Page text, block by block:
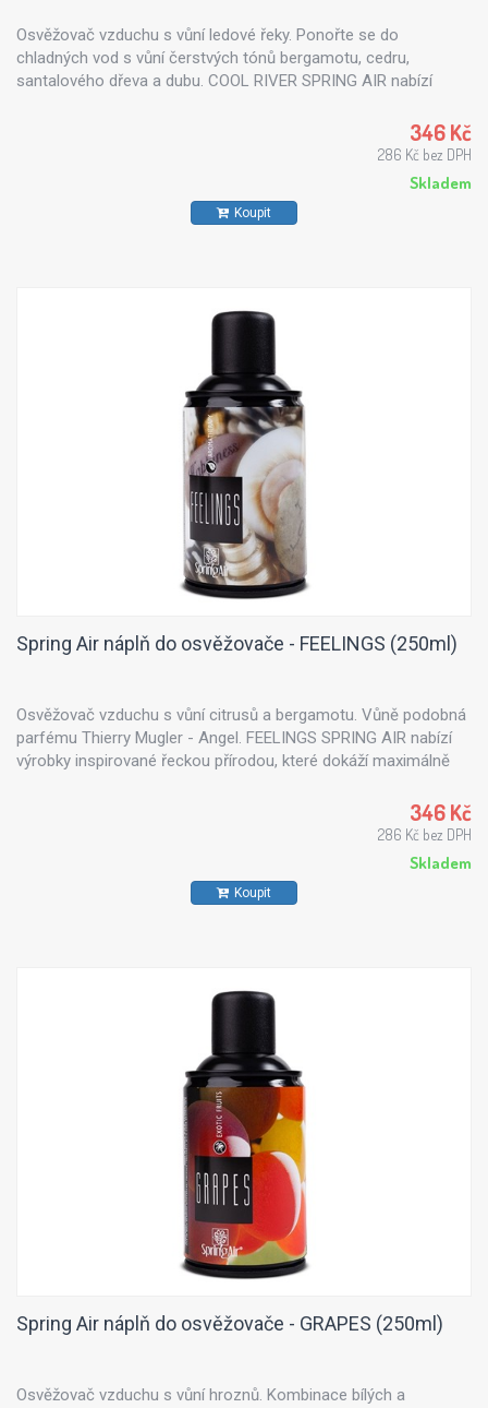
Osvěžovač vzduchu s vůní ledové řeky. Ponořte se do
chladných vod s vůní čerstvých tónů bergamotu, cedru,
santalového dřeva a dubu. COOL RIVER SPRING AIR nabízí
uspokojit každého zákazníka. Všechny vůně z řady Spring Air
jsou vyrobeny z přírodních esenciálních olejů - výtažku z květin,
346 Kč
286 Kč bez DPH
Skladem
Koupit
Spring Air náplň do osvěžovače - FEELINGS (250ml)
Osvěžovač vzduchu s vůní citrusů a bergamotu. Vůně podobná
parfému Thierry Mugler - Angel. FEELINGS SPRING AIR nabízí
výrobky inspirované řeckou přírodou, které dokáží maximálně
jsou vyrobeny z přírodních esenciálních olejů - výtažku z květin,
346 Kč
286 Kč bez DPH
Skladem
Koupit
Spring Air náplň do osvěžovače - GRAPES (250ml)
Osvěžovač vzduchu s vůní hroznů. Kombinace bílých a